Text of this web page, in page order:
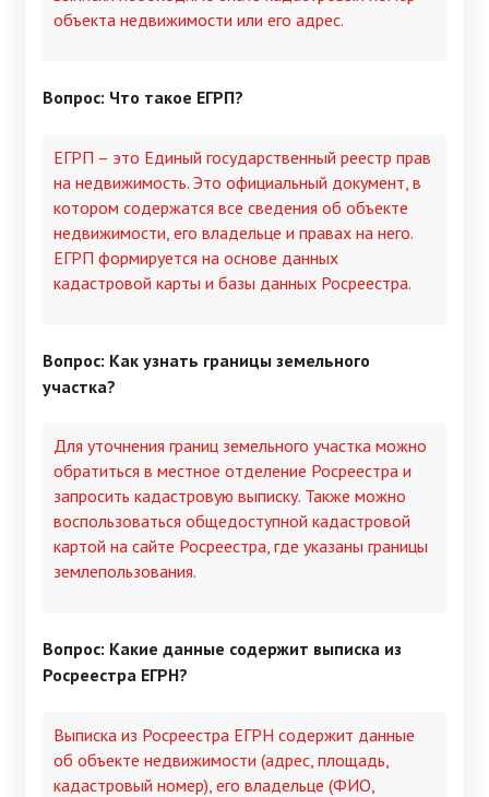
объекта недвижимости или его адрес.
Вопрос: Что такое ЕГРП?
ЕГРП – это Единый государственный реестр прав
на недвижимость. Это официальный документ, в
котором содержатся все сведения об объекте
недвижимости, его владельце и правах на него.
ЕГРП формируется на основе данных
кадастровой карты и базы данных Росреестра.
Вопрос: Как узнать границы земельного
участка?
Для уточнения границ земельного участка можно
обратиться в местное отделение Росреестра и
запросить кадастровую выписку. Также можно
воспользоваться общедоступной кадастровой
картой на сайте Росреестра, где указаны границы
землепользования.
Вопрос: Какие данные содержит выписка из
Росреестра ЕГРН?
Выписка из Росреестра ЕГРН содержит данные
об объекте недвижимости (адрес, площадь,
кадастровый номер), его владельце (ФИО,